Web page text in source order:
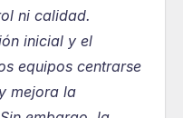
ni calidad.
inicial y el
equipos centrarse
mejora la